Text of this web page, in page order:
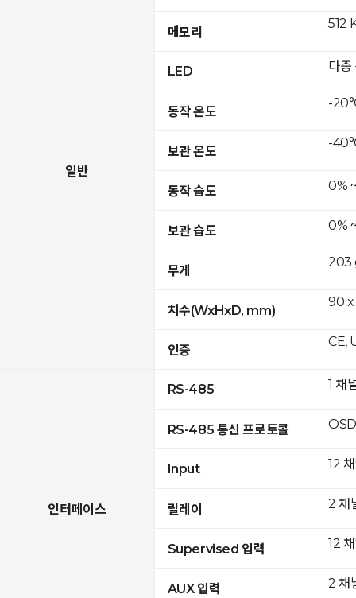
일반
메모리
LED
동작 온도
보관 온도
동작 습도
보관 습도
무게
치수(WxHxD, mm)
인증
인터페이스
RS-485
RS-485 통신 프로토콜
Input
릴레이
Supervised 입력
AUX 입력
512
다중
-
-
0%
0%
203
90 x
CE,
1 채
12
2 채
12
2 채